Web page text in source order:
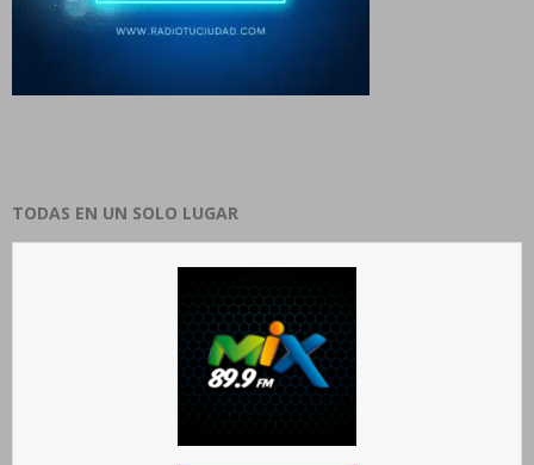
TODAS EN UN SOLO LUGAR